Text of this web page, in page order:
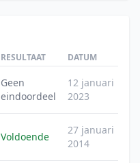
RESULTAAT DATUM
Geen
eindoordeel
12 januari
2023
Voldoende
27 januari
2014